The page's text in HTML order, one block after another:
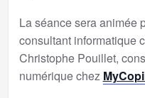
La séance sera animée
consultant informatique
Christophe Pouillet,
numérique chez